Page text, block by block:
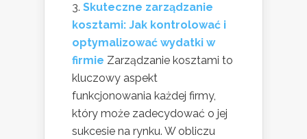
Skuteczne zarządzanie
kosztami: Jak kontrolować i
optymalizować wydatki w
firmie Zarządzanie kosztami to
kluczowy aspekt
funkcjonowania każdej firmy,
który może zadecydować o jej
sukcesie na rynku. W obliczu